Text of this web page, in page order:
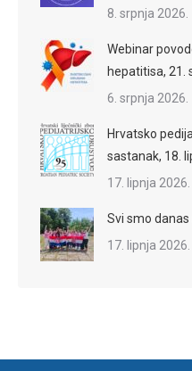
8. srpnja 2026.
Webinar
hepatitisa, 21.
6. srpnja 2026.
Hrvatsko
sastanak, 18.
17. lipnja 2026.
Svi smo
17. lipnja 2026.